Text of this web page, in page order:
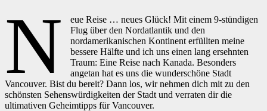
N
eue Reise … neues Glück! Mit einem 9-stündigen
Flug über den Nordatlantik und den
nordamerikanischen Kontinent erfüllten meine
bessere Hälfte und ich uns einen lang ersehnten
Traum: Eine Reise nach Kanada. Besonders
angetan hat es uns die wunderschöne Stadt
Vancouver. Bist du bereit? Dann los, wir nehmen dich mit zu den
schönsten Sehenswürdigkeiten der Stadt und verraten dir die
ultimativen Geheimtipps für Vancouver.